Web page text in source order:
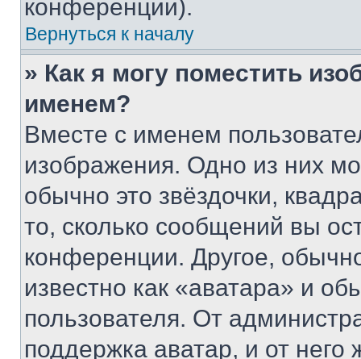
конференции).
Вернуться к началу
» Как я могу поместить
именем?
Вместе с именем
изображения. Одно из них
обычно это звёздочки,
то, сколько сообщений вы
конференции. Другое,
известно как «аватара» и
пользователя. От
поддержка аватар, и от него